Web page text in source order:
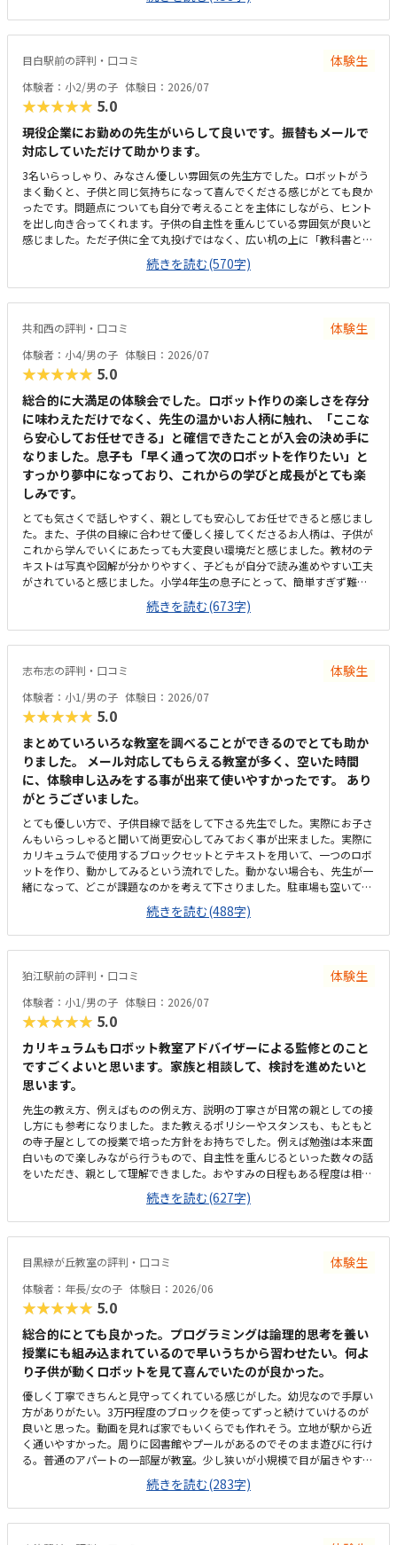
計なものが置いてないので集中できそうです。清潔な空間でした。授業を
1日に2コマとれたり、翌月に回したりできるのは助かります。料金は今の
います。子どもが自発的にどんどん作り進めていったのには正直驚きまし
た。最初からたくさんあれこれ説明されずブロックを触らせてもらったの
で楽しんで進めていけたのかもしれません。作り進めていく中で説明を入
れてもらい、理解し、さらに進めていけたのが良かったです。
目白駅前の評判・口コミ 体験生
体験者：小2/男の子 体験日：2026/07
★★★★★ 5.0
現役企業にお勤めの先生がいらして良いです。振替もメールで
対応していただけて助かります。
3名いらっしゃり、みなさん優しい雰囲気の先生方でした。ロボットがう
まく動くと、子供と同じ気持ちになって喜んでくださる感じがとても良か
ったです。問題点についても自分で考えることを主体にしながら、ヒント
を出し向き合ってくれます。子供の自主性を重んじている雰囲気が良いと
感じました。ただ子供に全て丸投げではなく、広い机の上に「教科書とキ
ットをどこに置いたらやりやすいかな？」と声をかけてくださり、そこか
ら自分で考えていました。ロボット作りもヒントをいただきながら、自分
で教科書を読んで作り上げていました。駅近くですが、静かな環境です。
急な坂道があるので、暑い夏など、重いキットを背負っていく小さな子供
ールも良いです。教室にある教科書などもきちんと整理整頓されていま
す。キット代が兄弟割引で半額になりました。入会金も無料に。欲を言え
ば、毎月の月謝も兄弟割引があると更に良いなと思います。（上記3の回
答と同じ）子供の自主性を重んじている雰囲気が良いと感じました。ただ
子供に全て丸投げではなく、広い机の上に「教科書とキットをどこに置い
たらやりやすいかな？」と声をかけてくださり、そこから自分で考えてい
ました。ロボット作りもヒントをいただきながら、自分で教科書を読んで
作り上げていました。
続きを読む(570字)
共和西の評判・口コミ 体験生
体験者：小4/男の子 体験日：2026/07
★★★★★ 5.0
総合的に大満足の体験会でした。ロボット作りの楽しさを存分
に味わえただけでなく、先生の温かいお人柄に触れ、「ここな
ら安心してお任せできる」と確信できたことが入会の決め手に
なりました。息子も「早く通って次のロボットを作りたい」と
すっかり夢中になっており、これからの学びと成長がとても楽
しみです。
とても気さくで話しやすく、親としても安心してお任せできると感じまし
た。また、子供の目線に合わせて優しく接してくださるお人柄は、子供が
これから学んでいくにあたっても大変良い環境だと感じました。教材のテ
キストは写真や図解が分かりやすく、子どもが自分で読み進めやすい工夫
がされていると感じました。小学4年生の息子にとって、簡単すぎず難し
すぎない「ちょうど良い難易度」で、最後まで飽きることなく集中してロ
ボット作りに取り組むことができました。自分の力で完成させられたこと
が、本人の自信や達成感に繋がったようです。小学校（共和西小学校）の
すぐ隣にあり、場所がとても分かりやすかったです。家からのアクセスも
中にあり、明るく清潔感のある雰囲気でした。子どもが集中して細かい作
業に取り組める環境がしっかりと整っていると感じました。また、先生と
の距離感も近く、質問しやすいアットホームな空気が魅力的です。ロボッ
ト教室という性質上、入会時に専用キット代などの初期費用はかかります
が、カリキュラムの充実度や専門的な内容を考慮すると妥当な金額だと感
じます。他の一般的な習い事と比べると少し高めかもしれませんが、子ど
もの興味の引き出し方や学びの質を思えば納得できる設定です。何よりも
担当の先生がとても気さくで話しやすく、子どもの目線に合わせて優しく
指導してくださった点が一番良かったです。小学4年生の息子にとって教
材の難易度もちょうど良く、自力でロボットを完成させられたことが大き
な自信になったようです。
続きを読む(673字)
志布志の評判・口コミ 体験生
体験者：小1/男の子 体験日：2026/07
★★★★★ 5.0
まとめていろいろな教室を調べることができるのでとても助か
りました。 メール対応してもらえる教室が多く、空いた時間
に、体験申し込みをする事が出来て使いやすかったです。 あり
がとうございました。
とても優しい方で、子供目線で話をして下さる先生でした。実際にお子さ
んもいらっしゃると聞いて尚更安心してみておく事が出来ました。実際に
カリキュラムで使用するブロックセットとテキストを用いて、一つのロボ
ットを作り、動かしてみるという流れでした。動かない場合も、先生が一
緒になって、どこが課題なのかを考えて下さりました。駐車場も空いてい
たので、通いやすかったです。駅からは歩いて5分ちょっとくらいはかか
るかと思います。駐車場は、他のテナントとの共有になるので、時間帯に
よっては混むこともあるかもです。机は長机で少し狭いかなと思うところ
もありましたが、隣の方と2人で一つの長机を使うので、そこまで不便な
ますが、他のプログラミング教室もおおよそ同じくらいの金額なので、初
期費用以外は妥当かなと思います。先生が温厚な方で、優しい方だったの
で、雰囲気は良かったです。教材も、テキストに等身のブロックの写真が
載っていたりして、子供も見やすそうでした。実際に作ったものが動くと
いう経験ができるので、子供はとても感動していました、
続きを読む(488字)
狛江駅前の評判・口コミ 体験生
体験者：小1/男の子 体験日：2026/07
★★★★★ 5.0
カリキュラムもロボット教室アドバイザーによる監修とのこと
ですごくよいと思います。家族と相談して、検討を進めたいと
思います。
先生の教え方、例えばものの例え方、説明の丁寧さが日常の親としての接
し方にも参考になりました。また教えるポリシーやスタンスも、もともと
の寺子屋としての授業で培った方針をお持ちでした。例えば勉強は本来面
白いもので楽しみながら行うもので、自主性を重んじるといった数々の話
をいただき、親として理解できました。おやすみの日程もある程度は相談
に応じていただける話もあり、良さそうでした。教材は幼児〜小学生低・
中・高に合わせて、絵中心〜文字多めとテキストが異なっており、年齢に
合わせ理解し易くなってます。ブロックのキットは同じものを使い回すの
で、都度壊すのでうちで散らかることないので、良い点だと思います。先
ます。教室は建物の階段上がり3階にありますが、2階〜3階は手すりが無
いので、幼児や小学生低学年にとっては慣れるまで時間が掛かりそう、親
が後ろから気をつけてサポートしてあげることになりそうと思います。教
室は恐らく8,9畳より広めの部屋で入りやすいと思います。机はこどもの
高さに合ってます。他の教室は詳しくはわかりませんが、料金設定は月二
回で平均的な心象です。兄弟で同時入会なら、キット代は半額となり割安
感はあります。教材が年齢に応じている点、先生がこどもたちにフレンド
リーでありつつも挨拶や教え方のポリシーに根拠あり明確な点です。帰り
にこどもたちに聞いたら、楽しかったやってみたいと言ってました。
続きを読む(627字)
目黒緑が丘教室の評判・口コミ 体験生
体験者：年長/女の子 体験日：2026/06
★★★★★ 5.0
総合的にとても良かった。プログラミングは論理的思考を養い
授業にも組み込まれているので早いうちから習わせたい。何よ
り子供が動くロボットを見て喜んでいたのが良かった。
優しく丁寧できちんと見守ってくれている感じがした。幼児なので手厚い
方がありがたい。3万円程度のブロックを使ってずっと続けていけるのが
良いと思った。動画を見れば家でもいくらでも作れそう。立地が駅から近
く通いやすかった。周りに図書館やプールがあるのでそのまま遊びに行け
る。普通のアパートの一部屋が教室。少し狭いが小規模で目が届きやすく
良いと思った。内装は綺麗。一月に2回で1万円なので少し高く感じる。振
替も別教室に行かなければならずそこだけ少し面倒。レベルに合わせたカ
リキュラムが良かった。ブロック教材をずっと使い続けられるのもいい。
大会もあり刺激になりそうで良かった。
続きを読む(283字)